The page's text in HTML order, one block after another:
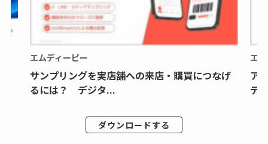
エムディーピー
サンプリングを実店舗への来店・購買につなげ
るには？ デジタ...
ダウンロードする
エ
ア
デ